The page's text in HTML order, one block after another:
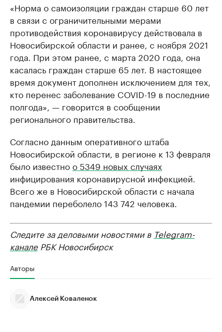
«Норма о самоизоляции граждан старше 60 лет
в связи с ограничительными мерами
противодействия коронавирусу действовала в
Новосибирской области и ранее, с ноября 2021
года. При этом ранее, с марта 2020 года, она
касалась граждан старше 65 лет. В настоящее
время документ дополнен исключением для тех,
кто перенес заболевание COVID-19 в последние
полгода», — говорится в сообщении
регионального правительства.
Согласно данным оперативного штаба
Новосибирской области, в регионе к 13 февраля
было известноо 5349 новых случаях
инфицирования коронавирусной инфекцией.
Всего же в Новосибирской области с начала
пандемии переболело 143 742 человека.
Следите за деловыми новостями в Telegram-
каналеРБК Новосибирск
Авторы
Алексей Коваленок